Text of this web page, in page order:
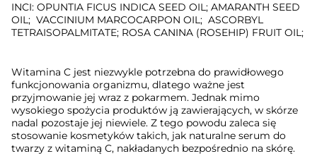
INCI: OPUNTIA FICUS INDICA SEED OIL; AMARANTH SEED
OIL; VACCINIUM MARCOCARPON OIL; ASCORBYL
TETRAISOPALMITATE; ROSA CANINA (ROSEHIP) FRUIT OIL;
Witamina C jest niezwykle potrzebna do prawidłowego
funkcjonowania organizmu, dlatego ważne jest
przyjmowanie jej wraz z pokarmem. Jednak mimo
wysokiego spożycia produktów ją zawierających, w skórze
nadal pozostaje jej niewiele. Z tego powodu zaleca się
stosowanie kosmetyków takich, jak naturalne serum do
twarzy z witaminą C, nakładanych bezpośrednio na skórę.